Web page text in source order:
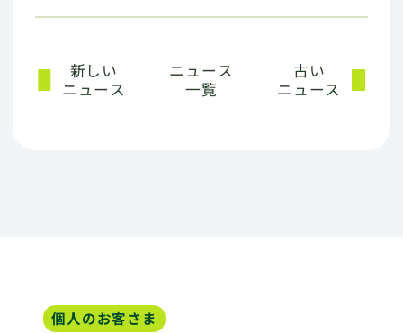
新しい
ニュース
ニュース
一覧
古い
ニュース
個人のお客さま